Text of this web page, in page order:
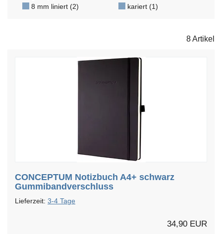
8 mm liniert (2)
kariert (1)
8 Artikel
CONCEPTUM Notizbuch A4+ schwarz
Gummibandverschluss
Lieferzeit: 3-4 Tage
34,90 EUR